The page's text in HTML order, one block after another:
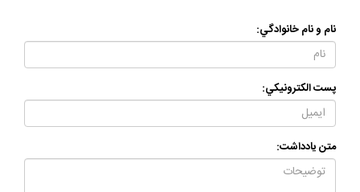
نام و نام خانوادگي:
پست الكترونيكي:
متن يادداشت: